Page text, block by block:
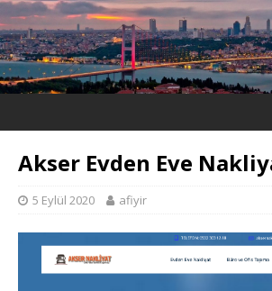
Akser Evden Eve
5 Eylül 2020 afiyir